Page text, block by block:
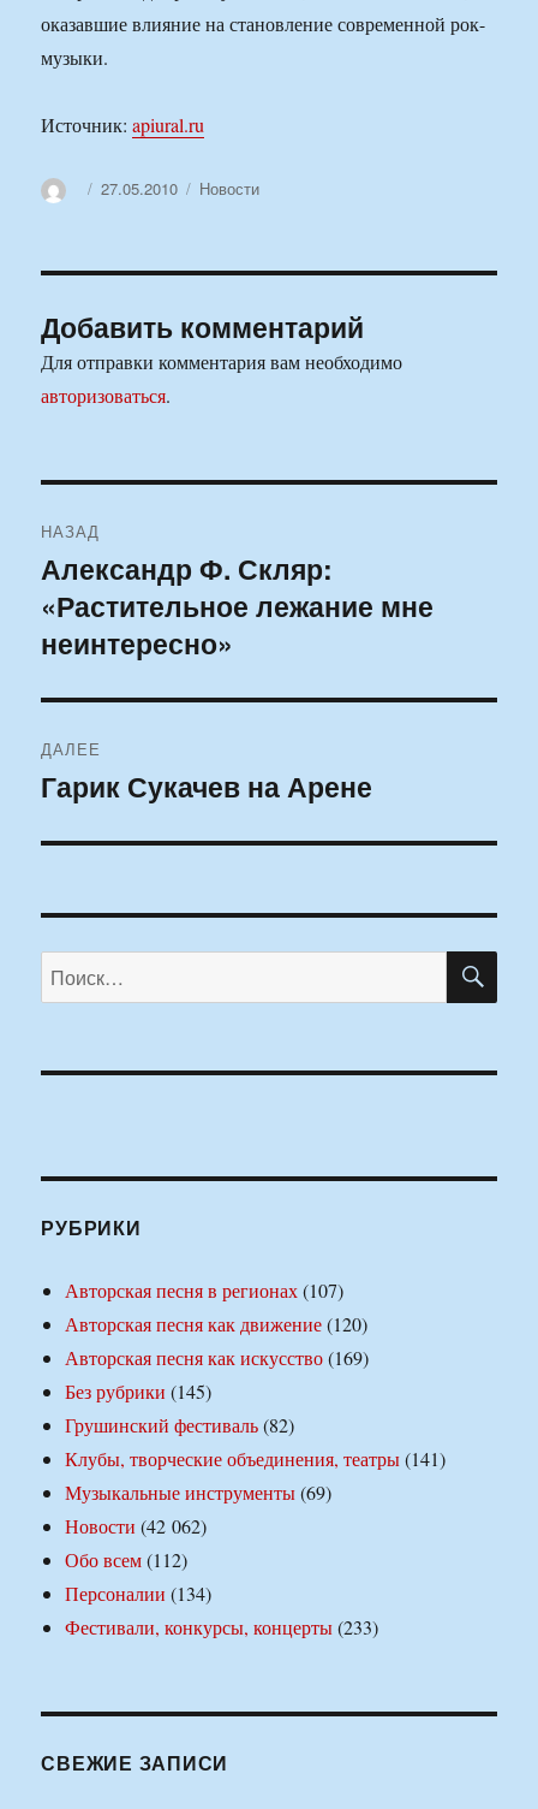
оказавшие влияние на становление современной рок-
музыки.
Источник:apiural.ru
АвторОпубликовано
27.05.2010 Рубрики
Новости
Добавить комментарий
Для отправки комментария вам необходимо
авторизоваться.
по
записям
НАЗАД
Предыдущая
запись:
Александр Ф. Скляр:
«Растительное лежание мне
неинтересно»
ДАЛЕЕ
Следующая
Гарик Сукачев на Арене
Искать:
РУБРИКИ
Авторская песня в регионах(107)
Авторская песня как движение(120)
Авторская песня как искусство(169)
Без рубрики (145)
Грушинский фестиваль(82)
Клубы, творческие объединения, театры(141)
Музыкальные инструменты(69)
Новости (42 062)
Обо всем(112)
Персоналии (134)
Фестивали, конкурсы, концерты(233)
СВЕЖИЕ ЗАПИСИ